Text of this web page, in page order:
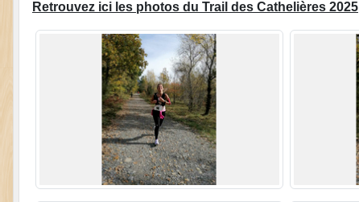
Retrouvez ici les photos du Trail des Cathelières 2025